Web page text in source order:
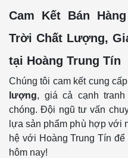
Cam Kết Bán
Trời Chất Lượng,
tại Hoàng Trung Tín
Chúng tôi cam kết cung cấp
lượng, giá cả cạnh
chóng. Đội ngũ tư vấn
lựa sản phẩm phù hợp với
hệ với Hoàng Trung Tín
hôm nay!